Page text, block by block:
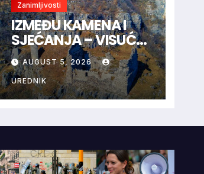
Zanimljivosti
IZMEĐU KAMENA I
SJEĆANJA – VISUĆ-
GRAD I TAJNA CRNE
KRALJICE
AUGUST 5, 2026
UREDNIK